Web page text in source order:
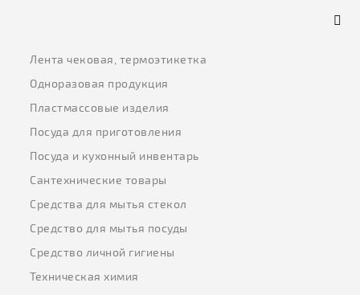
Лента чековая, термоэтикетка
Одноразовая продукция
Пластмассовые изделия
Посуда для приготовления
Посуда и кухонный инвентарь
Сантехнические товары
Средства для мытья стекол
Средство для мытья посуды
Средство личной гигиены
Техническая химия